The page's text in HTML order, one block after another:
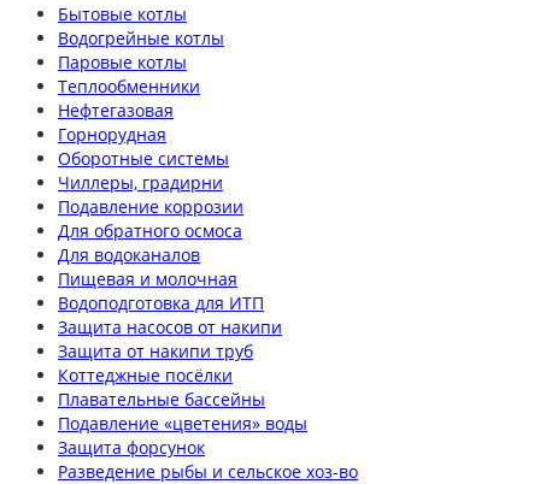
Бытовые котлы
Водогрейные котлы
Паровые котлы
Теплообменники
Нефтегазовая
Горнорудная
Оборотные системы
Чиллеры, градирни
Подавление коррозии
Для обратного осмоса
Для водоканалов
Пищевая и молочная
Водоподготовка для ИТП
Защита насосов от накипи
Защита от накипи труб
Коттеджные посёлки
Плавательные бассейны
Подавление «цветения» воды
Защита форсунок
Разведение рыбы и сельское хоз-во